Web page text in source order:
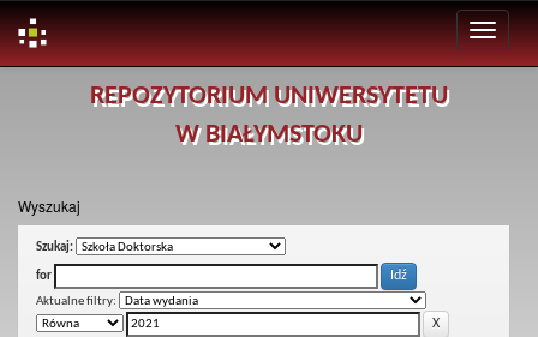
REPOZYTORIUM UNIWERSYTETU
W BIAŁYMSTOKU
Wyszukaj
Szukaj:
for
Aktualne filtry: